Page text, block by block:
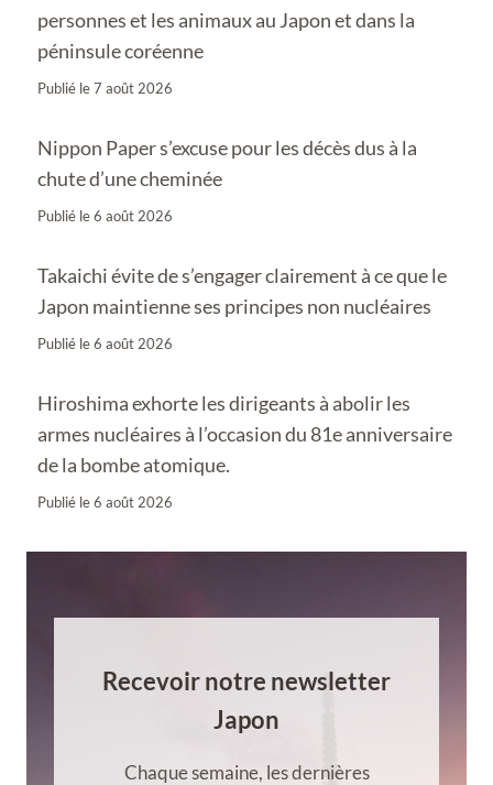
personnes et les animaux au Japon et dans la
péninsule coréenne
Publié le7 août 2026
Nippon Paper s’excuse pour les décès dus à la
chute d’une cheminée
Publié le6 août 2026
Takaichi évite de s’engager clairement à ce que le
Japon maintienne ses principes non nucléaires
Publié le6 août 2026
Hiroshima exhorte les dirigeants à abolir les
armes nucléaires à l’occasion du 81e anniversaire
de la bombe atomique.
Publié le6 août 2026
Recevoir notre newsletter
Japon
Chaque semaine, les dernières